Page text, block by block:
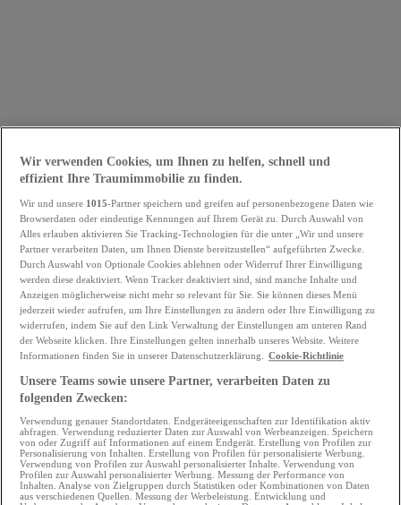
Wir verwenden Cookies, um Ihnen zu helfen, schnell und
effizient Ihre Traumimmobilie zu finden.
Wir und unsere 1015-Partner speichern und greifen auf personenbezogene Daten wie
Browserdaten oder eindeutige Kennungen auf Ihrem Gerät zu. Durch Auswahl von
Alles erlauben aktivieren Sie Tracking-Technologien für die unter „Wir und unsere
Partner verarbeiten Daten, um Ihnen Dienste bereitzustellen“ aufgeführten Zwecke.
Durch Auswahl von Optionale Cookies ablehnen oder Widerruf Ihrer Einwilligung
werden diese deaktiviert. Wenn Tracker deaktiviert sind, sind manche Inhalte und
Anzeigen möglicherweise nicht mehr so relevant für Sie. Sie können dieses Menü
jederzeit wieder aufrufen, um Ihre Einstellungen zu ändern oder Ihre Einwilligung zu
widerrufen, indem Sie auf den Link Verwaltung der Einstellungen am unteren Rand
der Webseite klicken. Ihre Einstellungen gelten innerhalb unseres Website. Weitere
Informationen finden Sie in unserer Datenschutzerklärung.
Cookie-Richtlinie
Unsere Teams sowie unsere Partner, verarbeiten Daten zu
folgenden Zwecken:
Verwendung genauer Standortdaten. Endgeräteeigenschaften zur Identifikation aktiv
abfragen. Verwendung reduzierter Daten zur Auswahl von Werbeanzeigen. Speichern
von oder Zugriff auf Informationen auf einem Endgerät. Erstellung von Profilen zur
Personalisierung von Inhalten. Erstellung von Profilen für personalisierte Werbung.
Verwendung von Profilen zur Auswahl personalisierter Inhalte. Verwendung von
Profilen zur Auswahl personalisierter Werbung. Messung der Performance von
Inhalten. Analyse von Zielgruppen durch Statistiken oder Kombinationen von Daten
aus verschiedenen Quellen. Messung der Werbeleistung. Entwicklung und